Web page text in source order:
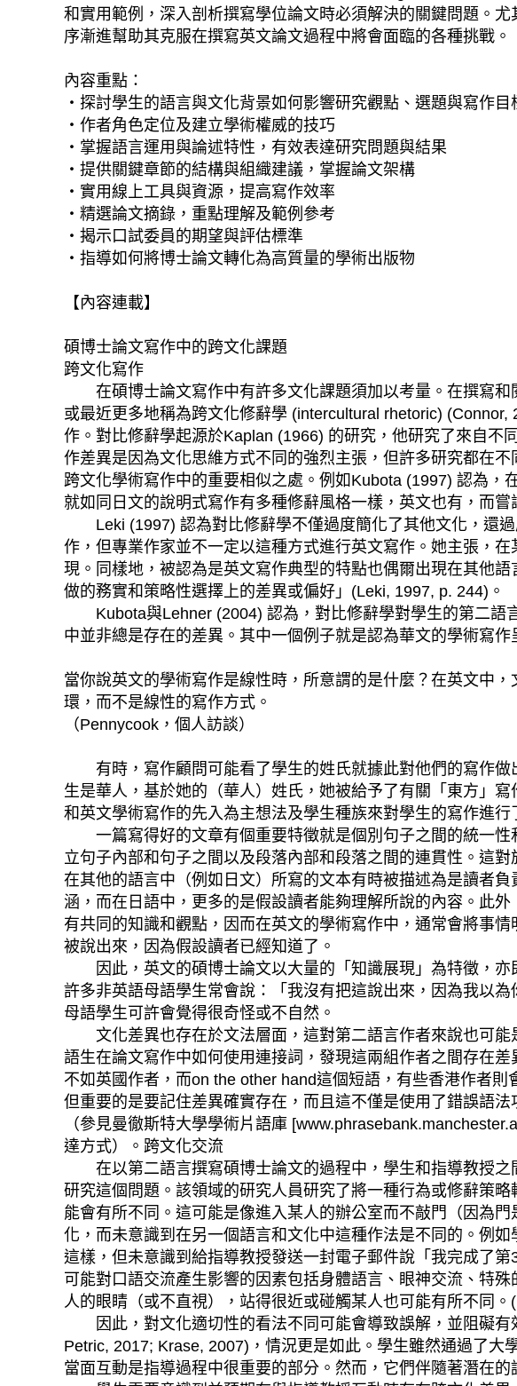
和實用範例，深入剖析撰寫學位論文時必須解決的關鍵問題。
序漸進幫助其克服在撰寫英文論文過程中將會面臨的各種挑戰。
內容重點：
‧探討學生的語言與文化背景如何影響研究觀點、選題與寫作目
‧作者角色定位及建立學術權威的技巧
‧掌握語言運用與論述特性，有效表達研究問題與結果
‧提供關鍵章節的結構與組織建議，掌握論文架構
‧實用線上工具與資源，提高寫作效率
‧精選論文摘錄，重點理解及範例參考
‧揭示口試委員的期望與評估標準
‧指導如何將博士論文轉化為高質量的學術出版物
【內容連載】
碩博士論文寫作中的跨文化課題
跨文化寫作
在碩博士論文寫作中有許多文化課題須加以考量。在撰寫和
或最近更多地稱為跨文化修辭學 (intercultural rhetoric)
作。對比修辭學起源於Kaplan (1966) 的研究，他研究了來自不
作差異是因為文化思維方式不同的強烈主張，但許多研究都在
跨文化學術寫作中的重要相似之處。例如Kubota (1997) 認為，
就如同日文的說明式寫作有多種修辭風格一樣，英文也有，而
Leki (1997) 認為對比修辭學不僅過度簡化了其他文化，還過
作，但專業作家並不一定以這種方式進行英文寫作。她主張，
現。同樣地，被認為是英文寫作典型的特點也偶爾出現在其他
做的務實和策略性選擇上的差異或偏好」(Leki, 1997, p. 244)。
Kubota與Lehner (2004) 認為，對比修辭學對學生的第二語
中並非總是存在的差異。其中一個例子就是認為華文的學術寫
當你說英文的學術寫作是線性時，所意謂的是什麼？在英文中
環，而不是線性的寫作方式。
（Pennycook，個人訪談）
有時，寫作顧問可能看了學生的姓氏就據此對他們的寫作做
生是華人，基於她的（華人）姓氏，她被給予了有關「東方」
和英文學術寫作的先入為主想法及學生種族來對學生的寫作進行
一篇寫得好的文章有個重要特徵就是個別句子之間的統一性
立句子內部和句子之間以及段落內部和段落之間的連貫性。這
在其他的語言中（例如日文）所寫的文本有時被描述為是讀者
涵，而在日語中，更多的是假設讀者能夠理解所說的內容。此
有共同的知識和觀點，因而在英文的學術寫作中，通常會將事
被說出來，因為假設讀者已經知道了。
因此，英文的碩博士論文以大量的「知識展現」為特徵，亦
許多非英語母語學生常會說：「我沒有把這說出來，因為我以
母語學生可許會覺得很奇怪或不自然。
文化差異也存在於文法層面，這對第二語言作者來說也可能
語生在論文寫作中如何使用連接詞，發現這兩組作者之間存在
不如英國作者，而on the other hand這個短語，有些香港作者
但重要的是要記住差異確實存在，而且這不僅是使用了錯誤語
（參見曼徹斯特大學學術片語庫
達方式）。跨文化交流
在以第二語言撰寫碩博士論文的過程中，學生和指導教授之
研究這個問題。該領域的研究人員研究了將一種行為或修辭策
能會有所不同。這可能是像進入某人的辦公室而不敲門（因為
化，而未意識到在另一個語言和文化中這種作法是不同的。例
這樣，但未意識到給指導教授發送一封電子郵件說「我完成了
可能對口語交流產生影響的因素包括身體語言、眼神交流、特
人的眼睛（或不直視），站得很近或碰觸某人也可能有所不同。
因此，對文化適切性的看法不同可能會導致誤解，並阻礙有
Petric, 2017; Krase, 2007)，情況更是如此。學生雖然通過了
當面互動是指導過程中很重要的部分。然而，它們伴隨著潛在